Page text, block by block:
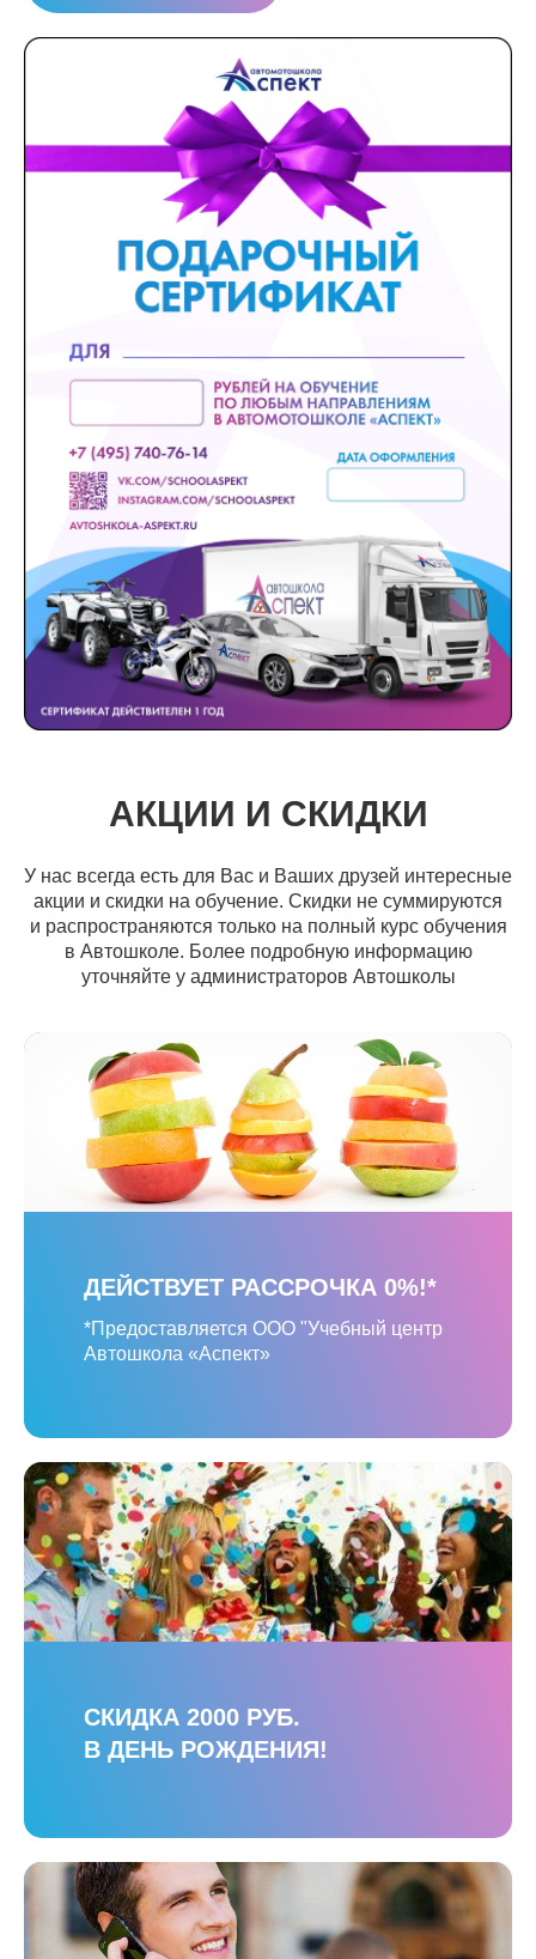
АКЦИИ И СКИДКИ
У нас всегда есть для Вас и Ваших друзей интересные
акции и скидки на обучение. Скидки не суммируются
и распространяются только на полный курс обучения
в Автошколе. Более подробную информацию
уточняйте у администраторов Автошколы
ДЕЙСТВУЕТ РАССРОЧКА 0%!*
*Предоставляется ООО "Учебный центр
Автошкола «Аспект»
СКИДКА 2000 РУБ.
В ДЕНЬ РОЖДЕНИЯ!